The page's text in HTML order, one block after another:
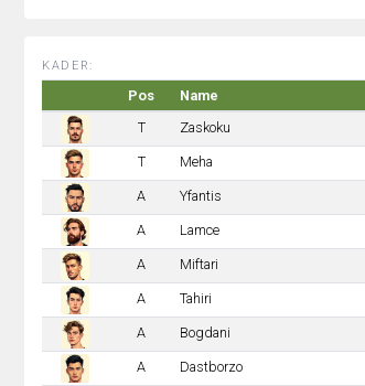
KADER:
Pos Name
T
Zaskoku
T Meha
A Yfantis
A Lamce
A Miftari
A Tahiri
A Bogdani
A Dastborzo